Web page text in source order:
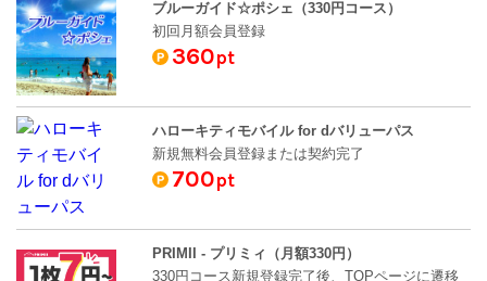
ブルーガイド☆ポシェ（330円コース）
初回月額会員登録
360pt
ハローキティモバイル for dバリューパス
新規無料会員登録または契約完了
700pt
PRIMII - プリミィ（月額330円）
330円コース新規登録完了後、TOPページに遷移